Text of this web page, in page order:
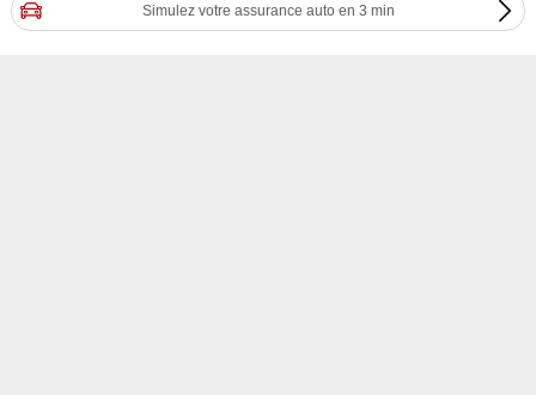
Simulez votre assurance auto en 3 min